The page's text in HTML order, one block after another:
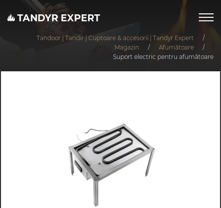
TANDYR EXPERT
Tandoor | Tandir | Cuptoare & accesorii | Tandyr Expert
/
Magazin
/ Afumătoare
/
Suport electric pentru afumătoare